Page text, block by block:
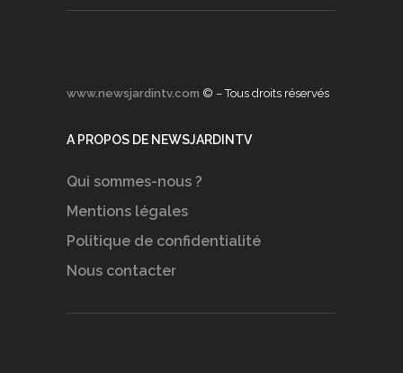
www.newsjardintv.com © – Tous droits réservés
A PROPOS DE NEWSJARDINTV
Qui sommes-nous ?
Mentions légales
Politique de confidentialité
Nous contacter